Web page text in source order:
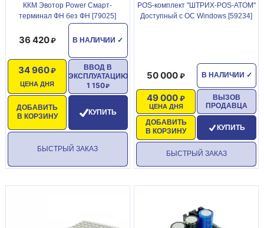
ККМ Эвотор Power Смарт-
терминал ФН без ФН [79025]
В НАЛИЧИИ ✓
36 420
ЦЕНА ДНЯ
34 960
ДОБАВИТЬ
В КОРЗИНУ
ВВОД В
ЭКСПЛУАТАЦИЮ
1 150
КУПИТЬ
БЫСТРЫЙ ЗАКАЗ
POS-комплект "ШТРИХ-POS-ATOM"
Доступный с ОС Windows [59234]
В НАЛИЧИИ ✓
50 000
ЦЕНА ДНЯ
49 000
ДОБАВИТЬ
В КОРЗИНУ
ВЫЗОВ
ПРОДАВЦА
КУПИТЬ
БЫСТРЫЙ ЗАКАЗ